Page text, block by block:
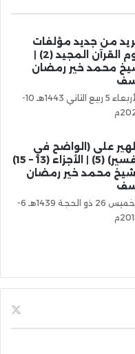
من جديد مؤلفات
علوم القرآن المجيد (2) |
محمد خير رمضان
الأربعاء 5 ربيع الثاني 1443هـ 10-
على (الواضح في
التفسير) (5) | الأجزاء (13 – 15)
محمد خير رمضان
الخميس 26 ذو الحجة 1439هـ 6-